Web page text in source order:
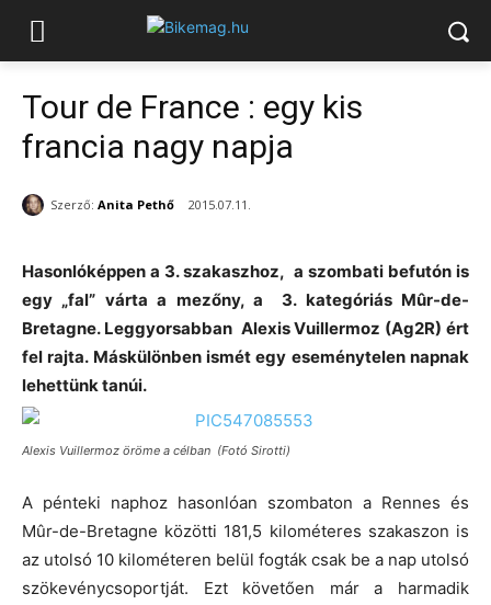
Tour de France : egy kis
francia nagy napja
Szerző: Anita Pethő 2015.07.11.
Hasonlóképpen a 3. szakaszhoz, a szombati befutón is
egy „fal” várta a mezőny, a 3. kategóriás Mûr-de-
Bretagne. Leggyorsabban Alexis Vuillermoz (Ag2R) ért
fel rajta. Máskülönben ismét egy eseménytelen napnak
lehettünk tanúi.
Alexis Vuillermoz öröme a célban (Fotó Sirotti)
A pénteki naphoz hasonlóan szombaton a Rennes és
Mûr-de-Bretagne közötti 181,5 kilométeres szakaszon is
az utolsó 10 kilométeren belül fogták csak be a nap utolsó
szökevénycsoportját. Ezt követően már a harmadik